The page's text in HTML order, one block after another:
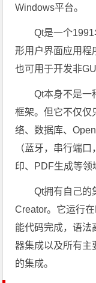
Windows平台。
Qt是一个
形用户界面应用程
也可用于开发非
Qt本身不是一
框架。但它不仅仅
络、数据库、
（蓝牙，串行端
印、PDF生成等领
Qt拥有自己的
Creator。它运行
能代码完成，语法
器集成以及所有主
的集成。